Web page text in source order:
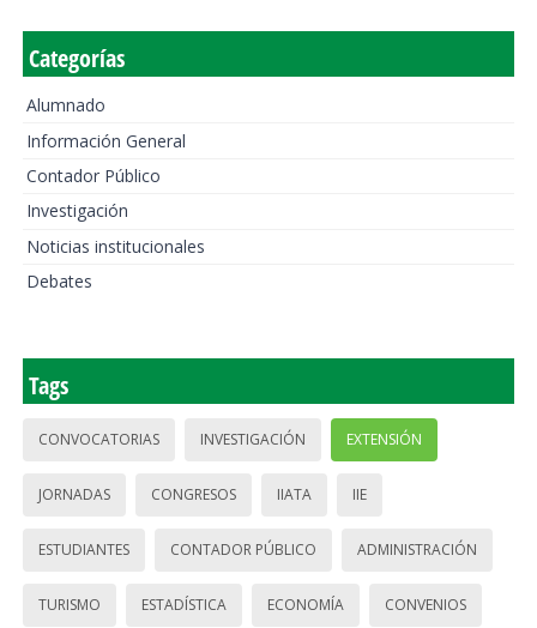
Categorías
Alumnado
Información General
Contador Público
Investigación
Noticias institucionales
Debates
Tags
CONVOCATORIAS INVESTIGACIÓN EXTENSIÓN
JORNADAS CONGRESOS IIATA IIE
ESTUDIANTES CONTADOR PÚBLICO ADMINISTRACIÓN
TURISMO ESTADÍSTICA ECONOMÍA CONVENIOS